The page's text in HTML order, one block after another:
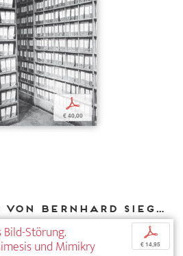
p
€ 40,00
Weitere Texte von Bernhard Siegert bei DIAPHANES
Störung.
und Mimikry
p
€ 14,95